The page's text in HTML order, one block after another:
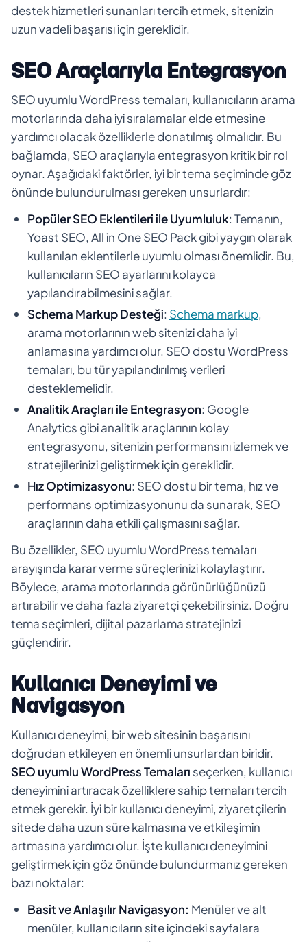
destek hizmetleri sunanları tercih etmek, sitenizin
uzun vadeli başarısı için gereklidir.
SEO Araçlarıyla Entegrasyon
SEO uyumlu WordPress temaları, kullanıcıların arama
motorlarında daha iyi sıralamalar elde etmesine
yardımcı olacak özelliklerle donatılmış olmalıdır. Bu
bağlamda, SEO araçlarıyla entegrasyon kritik bir rol
oynar. Aşağıdaki faktörler, iyi bir tema seçiminde göz
önünde bulundurulması gereken unsurlardır:
Popüler SEO Eklentileri ile Uyumluluk: Temanın,
Yoast SEO, All in One SEO Pack gibi yaygın olarak
kullanılan eklentilerle uyumlu olması önemlidir. Bu,
kullanıcıların SEO ayarlarını kolayca
yapılandırabilmesini sağlar.
Schema Markup Desteği: Schema markup,
arama motorlarının web sitenizi daha iyi
anlamasına yardımcı olur. SEO dostu WordPress
temaları, bu tür yapılandırılmış verileri
desteklemelidir.
Analitik Araçları ile Entegrasyon: Google
Analytics gibi analitik araçlarının kolay
entegrasyonu, sitenizin performansını izlemek ve
stratejilerinizi geliştirmek için gereklidir.
Hız Optimizasyonu: SEO dostu bir tema, hız ve
performans optimizasyonunu da sunarak, SEO
araçlarının daha etkili çalışmasını sağlar.
Bu özellikler, SEO uyumlu WordPress temaları
arayışında karar verme süreçlerinizi kolaylaştırır.
Böylece, arama motorlarında görünürlüğünüzü
artırabilir ve daha fazla ziyaretçi çekebilirsiniz. Doğru
tema seçimleri, dijital pazarlama stratejinizi
güçlendirir.
Kullanıcı Deneyimi ve
Navigasyon
Kullanıcı deneyimi, bir web sitesinin başarısını
doğrudan etkileyen en önemli unsurlardan biridir.
SEO uyumlu WordPress Temaları seçerken, kullanıcı
deneyimini artıracak özelliklere sahip temaları tercih
etmek gerekir. İyi bir kullanıcı deneyimi, ziyaretçilerin
sitede daha uzun süre kalmasına ve etkileşimin
artmasına yardımcı olur. İşte kullanıcı deneyimini
geliştirmek için göz önünde bulundurmanız gereken
bazı noktalar:
Basit ve Anlaşılır Navigasyon: Menüler ve alt
menüler, kullanıcıların site içindeki sayfalara